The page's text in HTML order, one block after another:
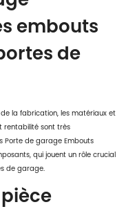
embouts
de
la fabrication, les matériaux et
rentabilité sont très
Porte de garage Embouts
qui jouent un rôle crucial
de garage.